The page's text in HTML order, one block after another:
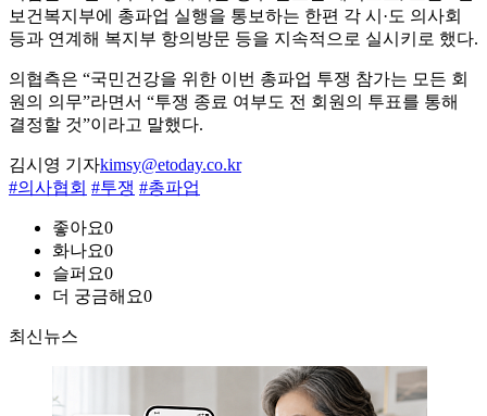
보건복지부에 총파업 실행을 통보하는 한편 각 시·도 의사회
등과 연계해 복지부 항의방문 등을 지속적으로 실시키로 했다.
의협측은 “국민건강을 위한 이번 총파업 투쟁 참가는 모든 회
원의 의무”라면서 “투쟁 종료 여부도 전 회원의 투표를 통해
결정할 것”이라고 말했다.
김시영 기자kimsy@etoday.co.kr
#의사협회 #투쟁 #총파업
좋아요0
화나요0
슬퍼요0
더 궁금해요0
최신뉴스